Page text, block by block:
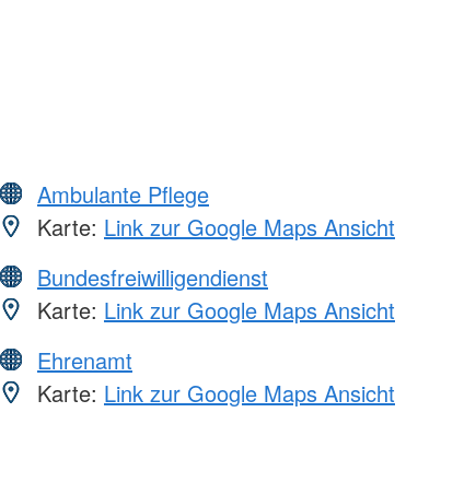
Ambulante Pflege
Karte: Link zur Google Maps Ansicht
Bundesfreiwilligendienst
Karte: Link zur Google Maps Ansicht
Ehrenamt
Karte: Link zur Google Maps Ansicht